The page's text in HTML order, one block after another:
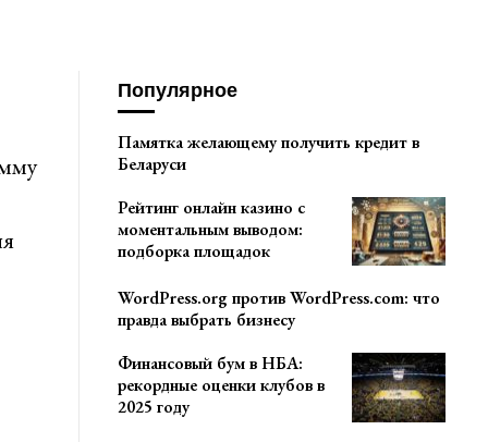
Популярное
Памятка желающему получить кредит в
Беларуси
Рейтинг онлайн казино с
моментальным выводом:
подборка площадок
WordPress.org против WordPress.com: что
правда выбрать бизнесу
Финансовый бум в НБА:
рекордные оценки клубов в
2025 году